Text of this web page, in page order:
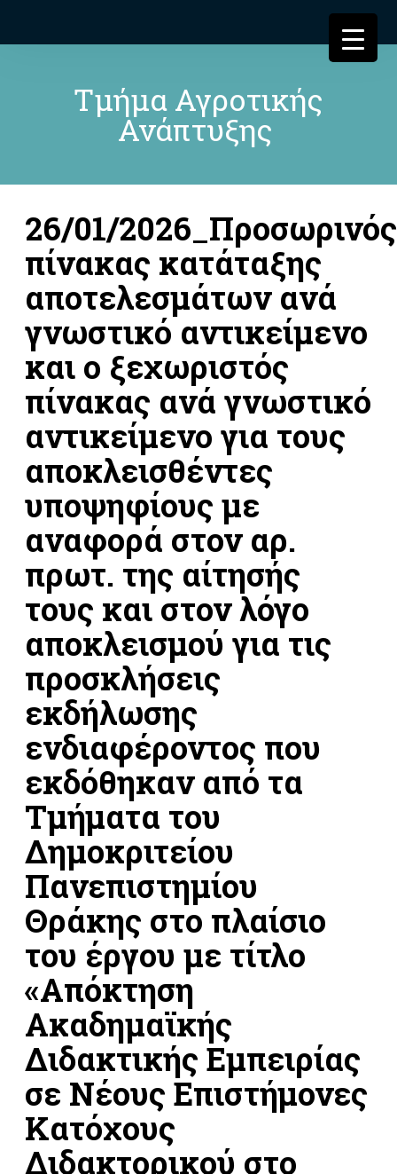
Τμήμα Αγροτικής
Ανάπτυξης
26/01/2026_Προσωρινός
πίνακας κατάταξης
αποτελεσμάτων ανά
γνωστικό αντικείμενο
και ο ξεχωριστός
πίνακας ανά γνωστικό
αντικείμενο για τους
αποκλεισθέντες
υποψηφίους με
αναφορά στον αρ.
πρωτ. της αίτησής
τους και στον λόγο
αποκλεισμού για τις
προσκλήσεις
εκδήλωσης
ενδιαφέροντος που
εκδόθηκαν από τα
Τμήματα του
Δημοκριτείου
Πανεπιστημίου
Θράκης στο πλαίσιο
του έργου με τίτλο
«Απόκτηση
Ακαδημαϊκής
Διδακτικής Εμπειρίας
σε Νέους Επιστήμονες
Κατόχους
Διδακτορικού στο